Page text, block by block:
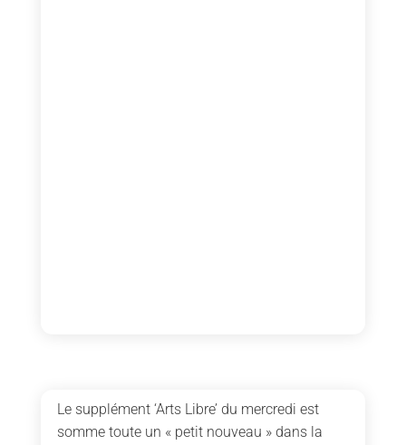
Le supplément ‘Arts Libre’ du mercredi est
somme toute un « petit nouveau » dans la